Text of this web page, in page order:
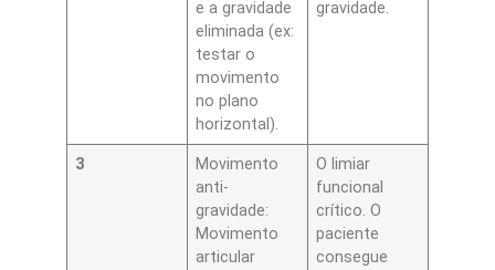
e a gravidade
eliminada (ex:
testar o
movimento
no plano
horizontal).
gravidade.
3
Movimento
anti-
gravidade:
Movimento
articular
O limiar
funcional
crítico. O
paciente
consegue